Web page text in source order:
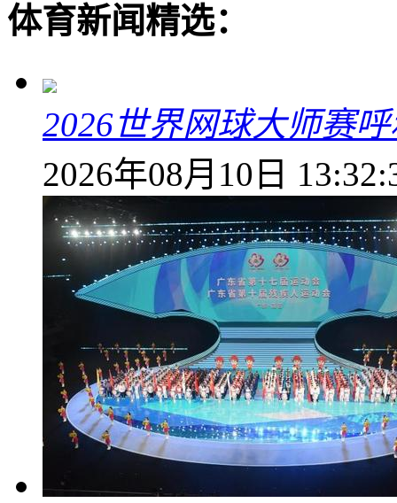
体育新闻精选：
2026世界网球大师赛
2026年08月10日